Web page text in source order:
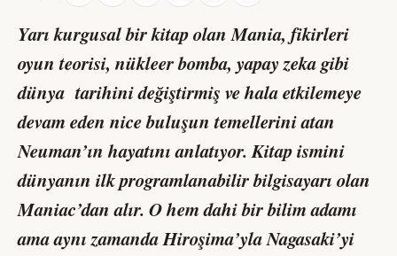
Yarı kurgusal bir kitap olan Mania, fikirleri
oyun teorisi, nükleer bomba, yapay zeka gibi
dünya tarihini değiştirmiş ve hala etkilemeye
devam eden nice buluşun temellerini atan
Neuman’ın hayatını anlatıyor. Kitap ismini
dünyanın ilk programlanabilir bilgisayarı olan
Maniac’dan alır. O hem dahi bir bilim adamı
ama aynı zamanda Hiroşima’yla Nagasaki’yi